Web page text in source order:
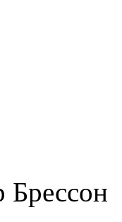
Брессон